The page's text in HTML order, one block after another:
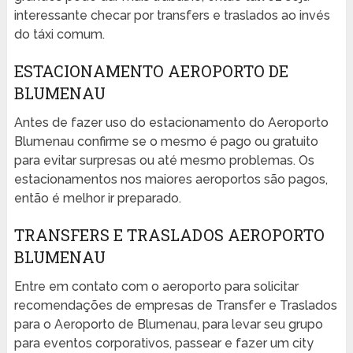
interessante checar por transfers e traslados ao invés
do táxi comum.
ESTACIONAMENTO AEROPORTO DE
BLUMENAU
Antes de fazer uso do estacionamento do Aeroporto
Blumenau confirme se o mesmo é pago ou gratuito
para evitar surpresas ou até mesmo problemas. Os
estacionamentos nos maiores aeroportos são pagos,
então é melhor ir preparado.
TRANSFERS E TRASLADOS AEROPORTO
BLUMENAU
Entre em contato com o aeroporto para solicitar
recomendações de empresas de Transfer e Traslados
para o Aeroporto de Blumenau, para levar seu grupo
para eventos corporativos, passear e fazer um city